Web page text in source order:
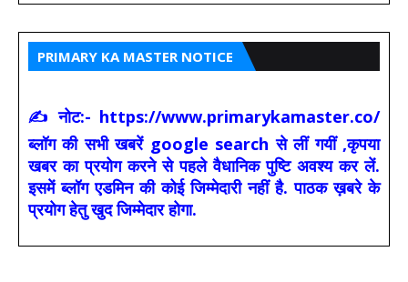
PRIMARY KA MASTER NOTICE
✍ नोट:- https://www.primarykamaster.co/
ब्लॉग की सभी खबरें google search से लीं गयीं ,कृपया
खबर का प्रयोग करने से पहले वैधानिक पुष्टि अवश्य कर लें.
इसमें ब्लॉग एडमिन की कोई जिम्मेदारी नहीं है. पाठक ख़बरे के
प्रयोग हेतु खुद जिम्मेदार होगा.